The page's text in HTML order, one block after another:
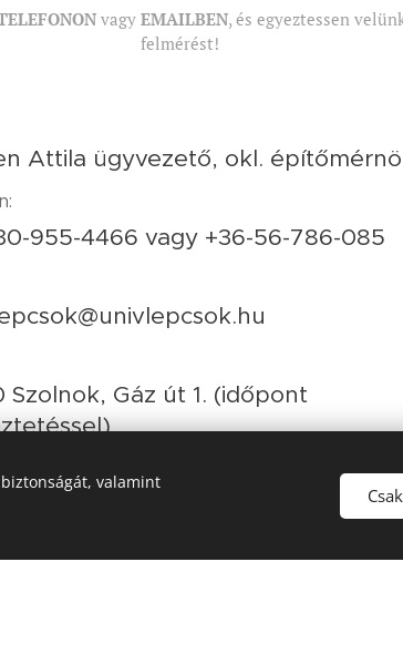
vagy EMAILBEN, és egyeztessen
felmérést!
Attila ügyvezető, okl.
955-4466 vagy +36-56-786-085
Szolnok, Gáz út 1. (időpont
valamint